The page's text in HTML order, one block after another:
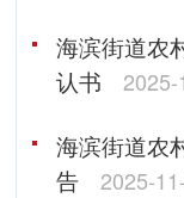
海滨街道农
认书
2025-
海滨街道农
告
2025-